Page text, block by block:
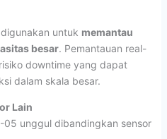
untuk memantau
besar. Pemantauan real-
downtime yang dapat
dalam skala besar.
Lain
unggul dibandingkan sensor